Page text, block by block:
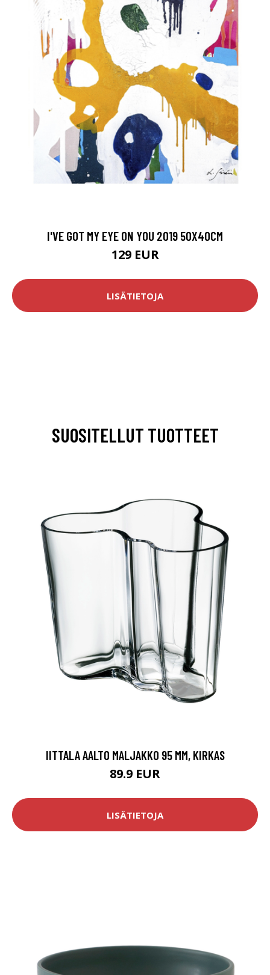
I'VE GOT MY EYE ON YOU 2019 50X40CM
129 EUR
LISÄTIETOJA
SUOSITELLUT TUOTTEET
IITTALA AALTO MALJAKKO 95 MM, KIRKAS
89.9 EUR
LISÄTIETOJA